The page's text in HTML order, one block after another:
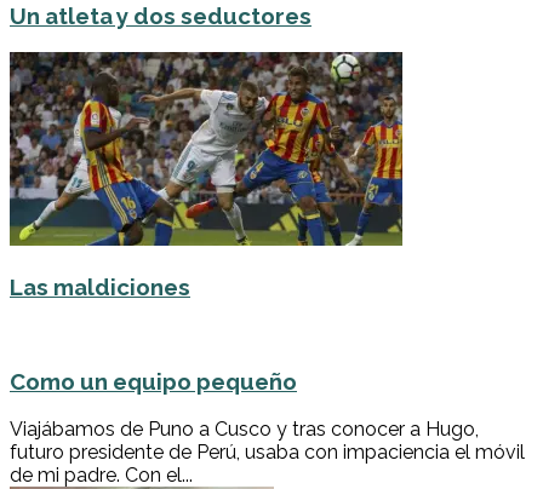
Un atleta y dos seductores
Las maldiciones
Como un equipo pequeño
Viajábamos de Puno a Cusco y tras conocer a Hugo,
futuro presidente de Perú, usaba con impaciencia el móvil
de mi padre. Con el...